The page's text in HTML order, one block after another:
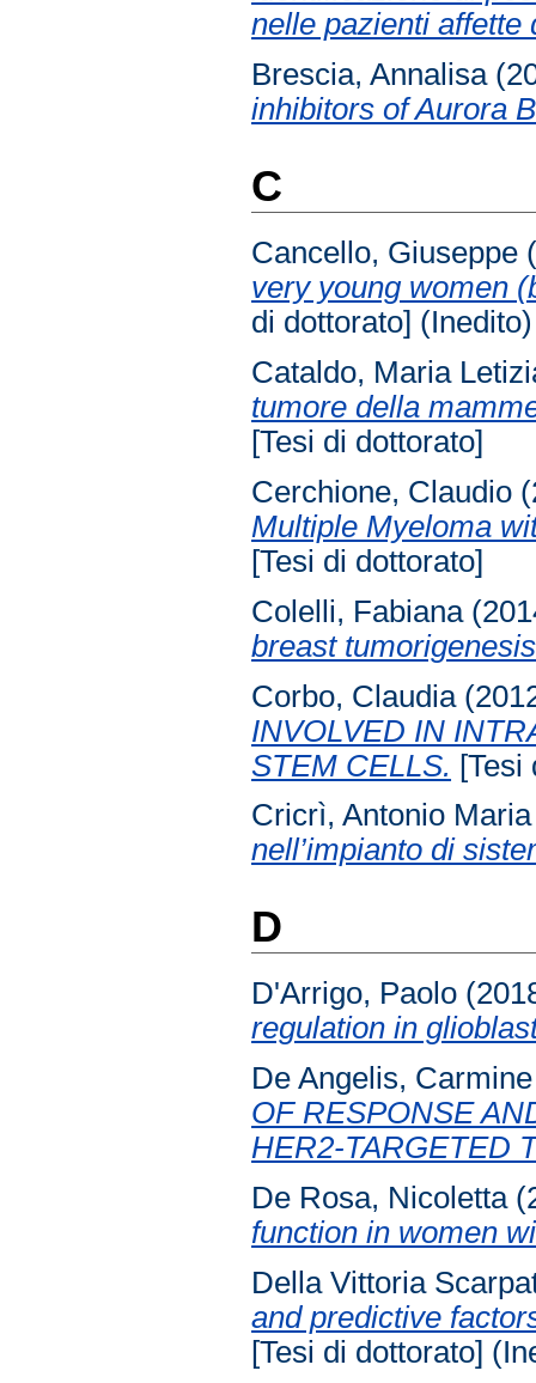
nelle pazienti affette
Brescia, Annalisa
inhibitors of Aurora
C
Cancello, Giuseppe
very young women
di dottorato] (Inedito)
Cataldo, Maria
tumore della
[Tesi di dottorato]
Cerchione, Claudio
Multiple Myeloma
[Tesi di dottorato]
Colelli, Fabiana
breast
Corbo, Claudia
INVOLVED IN
STEM CELLS. [Tesi
Cricrì, Antonio Maria
nell’impianto di
D
D'Arrigo, Paolo
regulation in
De Angelis, Carmine
OF RESPONSE
HER2-TARGETED
De Rosa, Nicoletta
function in women
Della Vittoria
and predictive
[Tesi di dottorato]